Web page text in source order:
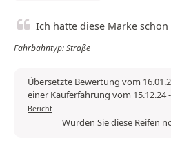
Ich hatte diese Marke
Fahrbahntyp: Straße
Übersetzte Bewertung vom
einer Kauferfahrung vom 15.12.24-
Bericht
Würden Sie diese Reifen